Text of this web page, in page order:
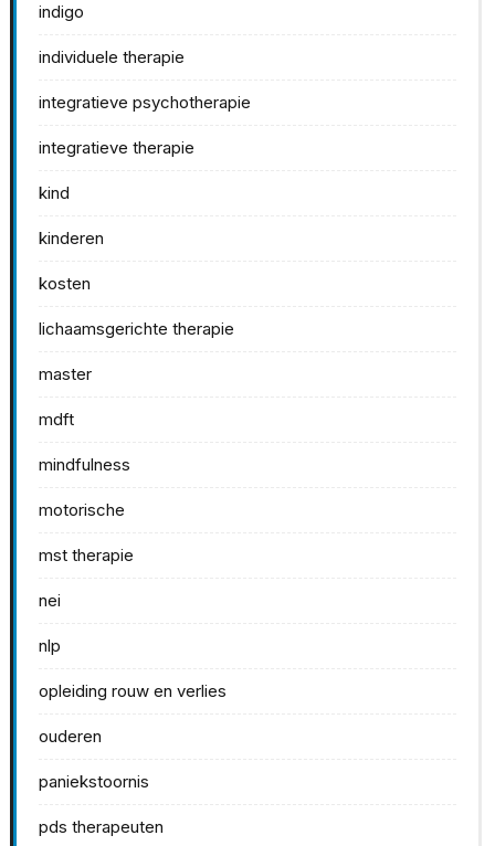
indigo
individuele therapie
integratieve psychotherapie
integratieve therapie
kind
kinderen
kosten
lichaamsgerichte therapie
master
mdft
mindfulness
motorische
mst therapie
nei
nlp
opleiding rouw en verlies
ouderen
paniekstoornis
pds therapeuten